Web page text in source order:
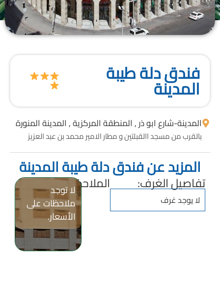
فندق دلة طيبة
المدينة
المدينة-شارع ابو ذر , المنطقة المركزية , المدينة المنورة
بالقرب من مسجد االقبلتين و مطار الامير محمد بن عبد العزيز
المزيد عن فندق دلة طيبة المدينة
تفاصيل الغرف:
لا يوجد غرف
الملاحظات:
لا توجد
ملاحظات على
الأسعار.